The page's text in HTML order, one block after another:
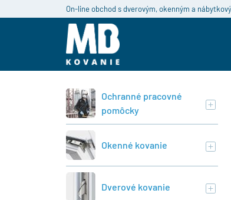
On-line obchod s dverovým, okenným a
Ochranné pracovné
pomôcky
Okenné kovanie
Dverové kovanie